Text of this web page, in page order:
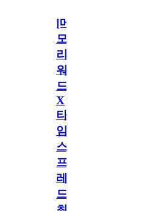
[메
모
리
워
드
X
타
임
스
프
레
드]